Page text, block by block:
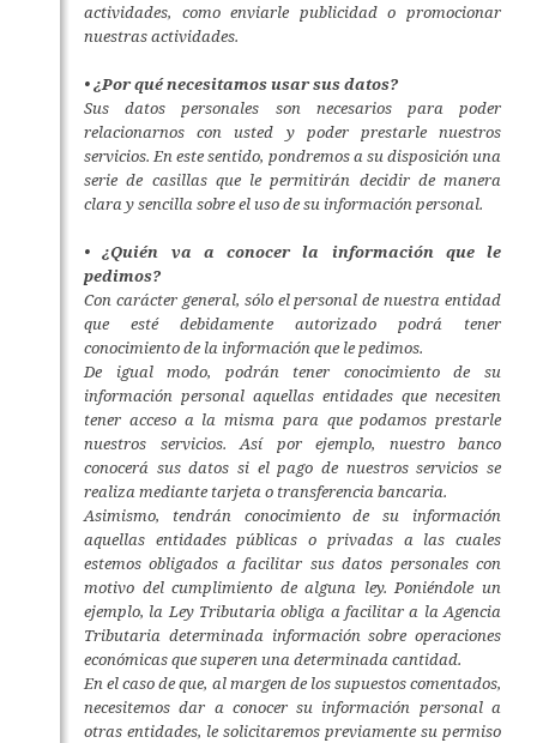
actividades, como enviarle publicidad o promocionar
nuestras actividades.
• ¿Por qué necesitamos usar sus datos?
Sus datos personales son necesarios para poder
relacionarnos con usted y poder prestarle nuestros
servicios. En este sentido, pondremos a su disposición una
serie de casillas que le permitirán decidir de manera
clara y sencilla sobre el uso de su información personal.
• ¿Quién va a conocer la información que le
pedimos?
Con carácter general, sólo el personal de nuestra entidad
que esté debidamente autorizado podrá tener
conocimiento de la información que le pedimos.
De igual modo, podrán tener conocimiento de su
información personal aquellas entidades que necesiten
tener acceso a la misma para que podamos prestarle
nuestros servicios. Así por ejemplo, nuestro banco
conocerá sus datos si el pago de nuestros servicios se
realiza mediante tarjeta o transferencia bancaria.
Asimismo, tendrán conocimiento de su información
aquellas entidades públicas o privadas a las cuales
estemos obligados a facilitar sus datos personales con
motivo del cumplimiento de alguna ley. Poniéndole un
ejemplo, la Ley Tributaria obliga a facilitar a la Agencia
Tributaria determinada información sobre operaciones
económicas que superen una determinada cantidad.
En el caso de que, al margen de los supuestos comentados,
necesitemos dar a conocer su información personal a
otras entidades, le solicitaremos previamente su permiso